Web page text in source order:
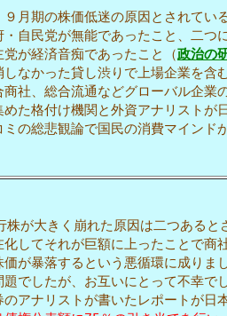
月期の株価低迷の原因とされてい
自民党が無能であったこと、二つ
が経済音痴であったこと（政治の
なかった貸し渋りで上場企業を含
商社、総合流通などグローバル企業
た格付け機関と外資アナリストが
ミの総悲観論で国民の消費マインド
が大きく崩れた原因は二つあると
してそれが巨額に上ったことで商
が暴落するという悪循環に成りま
でしたが、お互いにとって不幸でし
アナリストが書いたレポートが日